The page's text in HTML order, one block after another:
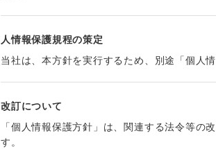
人情報保護規程の策定
当社は、本方針を実行するため、別途「個人
改訂について
「個人情報保護方針」は、関連する法令等の
す。